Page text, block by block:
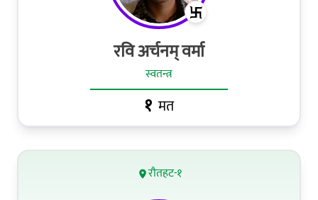
रवि अर्चनम् वर्मा
स्वतन्त्र
१ मत
रौतहट-१